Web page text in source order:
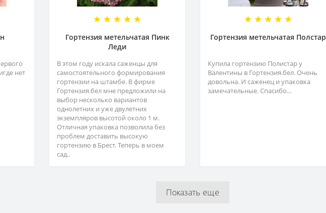
нет
Гортензия метельчатая Пинк
Леди
В этом году искала саженцы для
самостоятельного формирования
гортензии на штамбе. В фирме
Гортензия.бел мне предложили на
выбор несколько вариантов
однолетних и уже двулетних
экземпляров высотой около 1 м.
Отличная упаковка позволила без
проблем доставить высокую
гортензию в Брест. Теперь в моем
сад..
Гортензия метельчатая Полстар
Купила гортензию Полистар у
Валентины в Гортензия.бел. Очень
довольна. И саженец и упаковка
замечательные. Спасибо...
Показать еще